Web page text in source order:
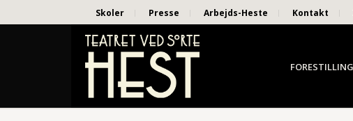
Skoler Presse Arbejds-Heste Kontakt